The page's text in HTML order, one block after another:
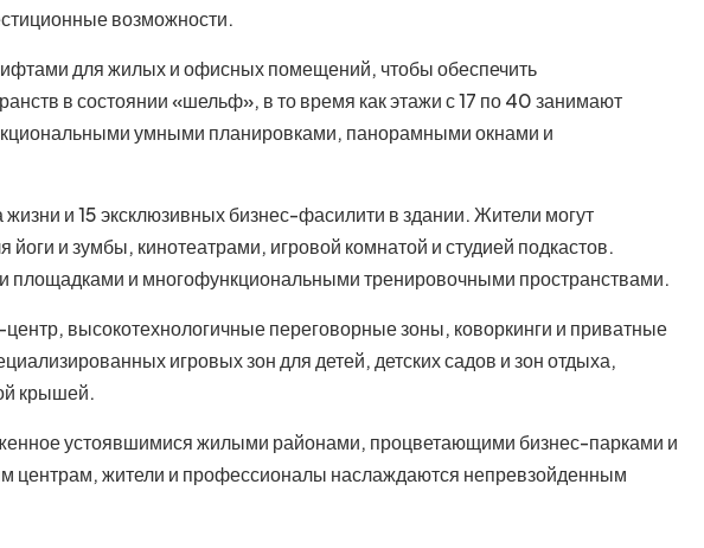
возможности.
для жилых и офисных помещений, чтобы обеспечить
в состоянии «шельф», в то время как этажи с 17 по 40 занимают
умными планировками, панорамными окнами и
и 15 эксклюзивных бизнес-фасилити в здании. Жители могут
и зумбы, кинотеатрами, игровой комнатой и студией подкастов.
площадками и многофункциональными тренировочными пространствами.
высокотехнологичные переговорные зоны, коворкинги и приватные
игровых зон для детей, детских садов и зон отдыха,
крышей.
устоявшимися жилыми районами, процветающими бизнес-парками и
центрам, жители и профессионалы наслаждаются непревзойденным